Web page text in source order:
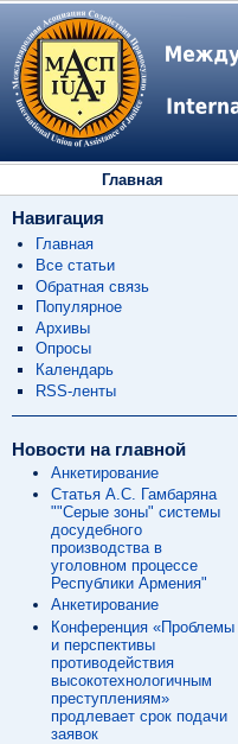
Главная
Навигация
Главная
Все статьи
Обратная связь
Популярное
Архивы
Опросы
Календарь
RSS-ленты
Новости на главной
Анкетирование
Статья А.С. Гамбаряна
""Серые зоны" системы
досудебного
производства в
уголовном процессе
Республики Армения"
Анкетирование
Конференция «Проблемы
и перспективы
противодействия
высокотехнологичным
преступлениям»
продлевает срок подачи
заявок